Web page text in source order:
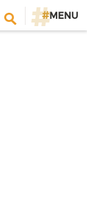
#MENU